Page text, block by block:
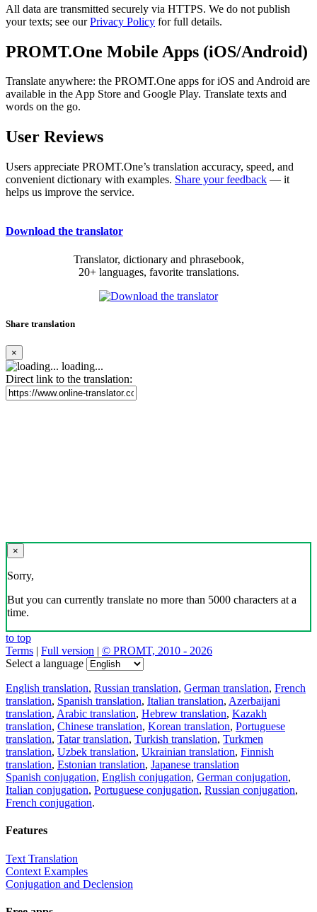
All data are transmitted securely via HTTPS. We do not publish
your texts; see ourPrivacy Policy for full details.
PROMT.One Mobile Apps (iOS/Android)
Translate anywhere: the PROMT.One apps for iOS and Android are
available in the App Store and Google Play. Translate texts and
words on the go.
User Reviews
Users appreciate PROMT.One’s translation accuracy, speed, and
convenient dictionary with examples. Share your feedback — it
helps us improve the service.
Download the translator
Translator, dictionary and phrasebook,
20+ languages, favorite translations.
Share translation
×
loading...
Direct link to the translation:
×
Sorry,
But you can currently translate no more than 5000 characters at a
time.
to top
Terms | Full version | © PROMT, 2010 - 2026
Select a language
English translation, Russian translation, German translation, French
translation, Spanish translation, Italian translation, Azerbaijani
translation, Arabic translation, Hebrew translation, Kazakh
translation, Chinese translation, Korean translation, Portuguese
translation, Tatar translation, Turkish translation, Turkmen
translation, Uzbek translation, Ukrainian translation, Finnish
translation, Estonian translation, Japanese translation
Spanish conjugation, English conjugation, German conjugation,
Italian conjugation, Portuguese conjugation, Russian conjugation,
French conjugation.
Features
Text Translation
Context Examples
Conjugation and Declension